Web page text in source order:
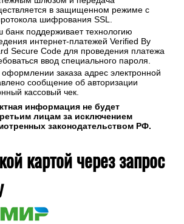
в защищенном режиме с
шифрования SSL.
банк поддерживает технологию
интернет-платежей Verified By
Secure Code для проведения платежа
ввод специального пароля.
заказа адрес электронной
сообщение об авторизации
кассовый чек.
информация не будет
лицам за исключением
законодательством РФ.
картой через запрос